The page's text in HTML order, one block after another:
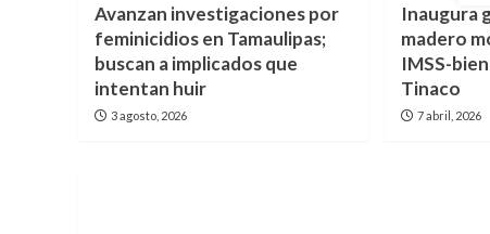
Avanzan investigaciones por
feminicidios en Tamaulipas;
buscan a implicados que
intentan huir
3 agosto, 2026
Inaugura
madero
IMSS-
Tinaco
7 abril, 2026